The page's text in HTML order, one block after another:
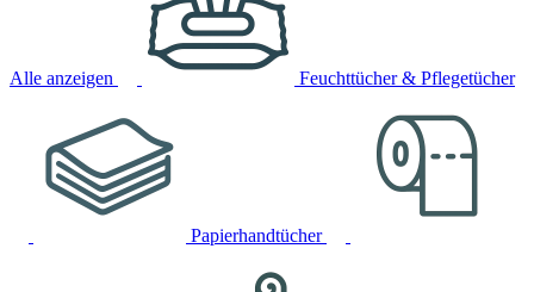
Alle anzeigen Feuchttücher & Pflegetücher
Papierhandtücher